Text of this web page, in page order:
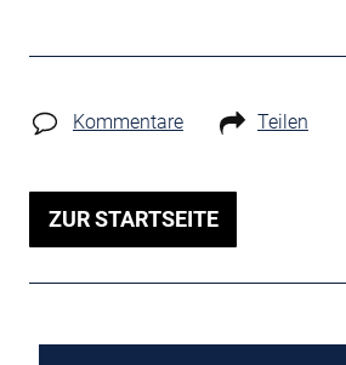
Kommentare Teilen
ZUR STARTSEITE